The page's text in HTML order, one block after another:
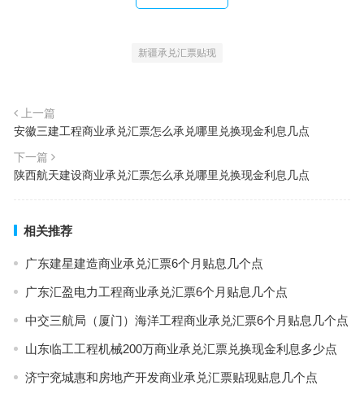
新疆承兑汇票贴现
上一篇
安徽三建工程商业承兑汇票怎么承兑哪里兑换现金利息几点
下一篇
陕西航天建设商业承兑汇票怎么承兑哪里兑换现金利息几点
相关推荐
广东建星建造商业承兑汇票6个月贴息几个点
广东汇盈电力工程商业承兑汇票6个月贴息几个点
中交三航局（厦门）海洋工程商业承兑汇票6个月贴息几个点
山东临工工程机械200万商业承兑汇票兑换现金利息多少点
济宁兖城惠和房地产开发商业承兑汇票贴现贴息几个点